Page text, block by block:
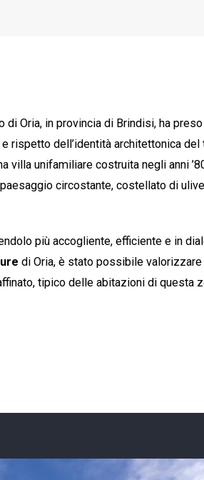
Oria, in provincia di Brindisi, ha
rispetto dell’identità architettonica del
villa unifamiliare costruita negli anni
circostante, costellato di
più accogliente, efficiente e in
di Oria, è stato possibile
tipico delle abitazioni di questa